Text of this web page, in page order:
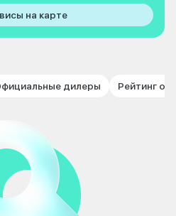
на карте
дилеры Рейтинг